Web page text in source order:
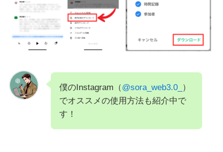
僕のInstagram（@sora_web3.0_ ）
でオススメの使用方法も紹介中で
す！